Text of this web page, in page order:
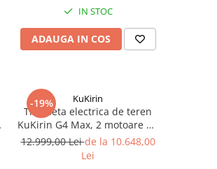
IN STOC
ADAUGA IN COS
-19% KuKirin
Trotineta electrica de teren
KuKirin G4 Max, 2 motoare de
1600W, autonomie max 95 km,
viteza maxima 86 km/h
12.999,00 Leide la 10.648,00
Lei